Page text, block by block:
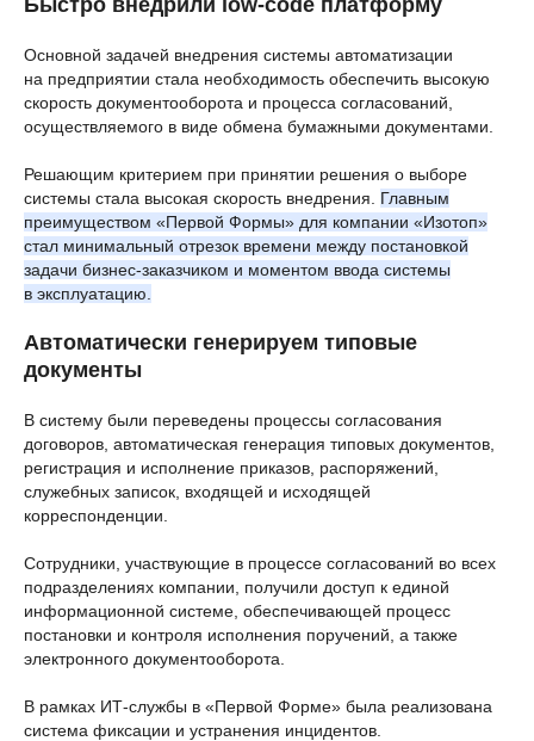
Быстро внедрили low-code платформу
Основной задачей внедрения системы автоматизации
на предприятии стала необходимость обеспечить высокую
скорость документооборота и процесса согласований,
осуществляемого в виде обмена бумажными документами.
Решающим критерием при принятии решения о выборе
системы стала высокая скорость внедрения. Главным
преимуществом «Первой Формы» для компании «Изотоп»
стал минимальный отрезок времени между постановкой
задачи бизнес-заказчиком и моментом ввода системы
в эксплуатацию.
Автоматически генерируем типовые
документы
В систему были переведены процессы согласования
договоров, автоматическая генерация типовых документов,
регистрация и исполнение приказов, распоряжений,
служебных записок, входящей и исходящей
корреспонденции.
Сотрудники, участвующие в процессе согласований во всех
подразделениях компании, получили доступ к единой
информационной системе, обеспечивающей процесс
постановки и контроля исполнения поручений, а также
электронного документооборота.
В рамках ИТ-службы в «Первой Форме» была реализована
система фиксации и устранения инцидентов.